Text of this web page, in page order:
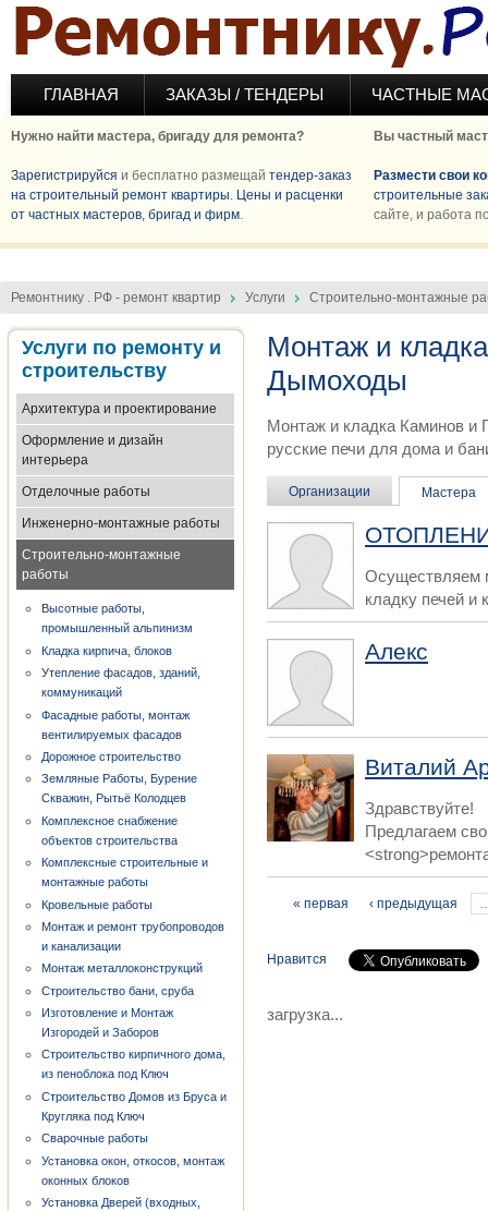
Перейти к основному содержанию
ГЛАВНАЯ ЗАКАЗЫ / ТЕНДЕРЫ ЧАСТНЫЕ
Нужно найти мастера, бригаду для ремонта?
Зарегистрируйся и бесплатно размещай тендер-заказ
на строительный ремонт квартиры. Цены и расценки
от частных мастеров, бригад и фирм.
Вы частный
Размести свои
строительные
сайте, и работа
Ремонтнику . РФ - ремонт квартир Услуги Строительно-монтажные
Услуги по ремонту и
строительству
Архитектура и проектирование
Оформление и дизайн
интерьера
Отделочные работы
Инженерно-монтажные работы
Строительно-монтажные
работы
Высотные работы,
промышленный альпинизм
Кладка кирпича, блоков
Утепление фасадов, зданий,
коммуникаций
Фасадные работы, монтаж
вентилируемых фасадов
Дорожное строительство
Земляные Работы, Бурение
Скважин, Рытьё Колодцев
Комплексное снабжение
объектов строительства
Комплексные строительные и
монтажные работы
Кровельные работы
Монтаж и ремонт трубопроводов
и канализации
Монтаж металлоконструкций
Строительство бани, сруба
Изготовление и Монтаж
Изгородей и Заборов
Строительство кирпичного дома,
из пеноблока под Ключ
Строительство Домов из Бруса и
Кругляка под Ключ
Сварочные работы
Установка окон, откосов, монтаж
оконных блоков
Установка Дверей (входных,
Монтаж и
Дымоходы
Монтаж и кладка Каминов и
русские печи для дома и
Организации Мастера
Осуществляем
кладку печей и
Алекс
Виталий
Здравствуйте!
Предлагаем
Страницы
« первая ‹ предыдущая
Нравится
загрузка...